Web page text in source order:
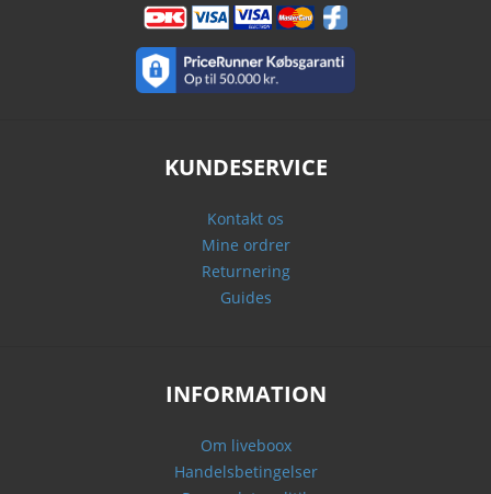
KUNDESERVICE
Kontakt os
Mine ordrer
Returnering
Guides
INFORMATION
Om liveboox
Handelsbetingelser